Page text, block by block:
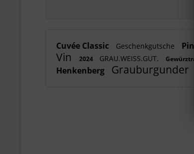
Cuvée Classic Geschenkgutsche
Vin
2024 GRAU.WEISS.GUT.
Henkenberg
Grauburgunder